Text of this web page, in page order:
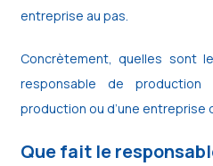
entreprise au pas.
Concrètement, quelles sont
responsable de
production ou d’une entreprise
Que fait le